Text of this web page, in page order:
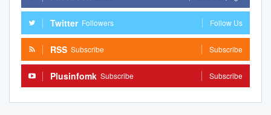
Twitter Followers Follow Us
RSS Subscribe Subscribe
Plusinfomk Subscribe Subscribe